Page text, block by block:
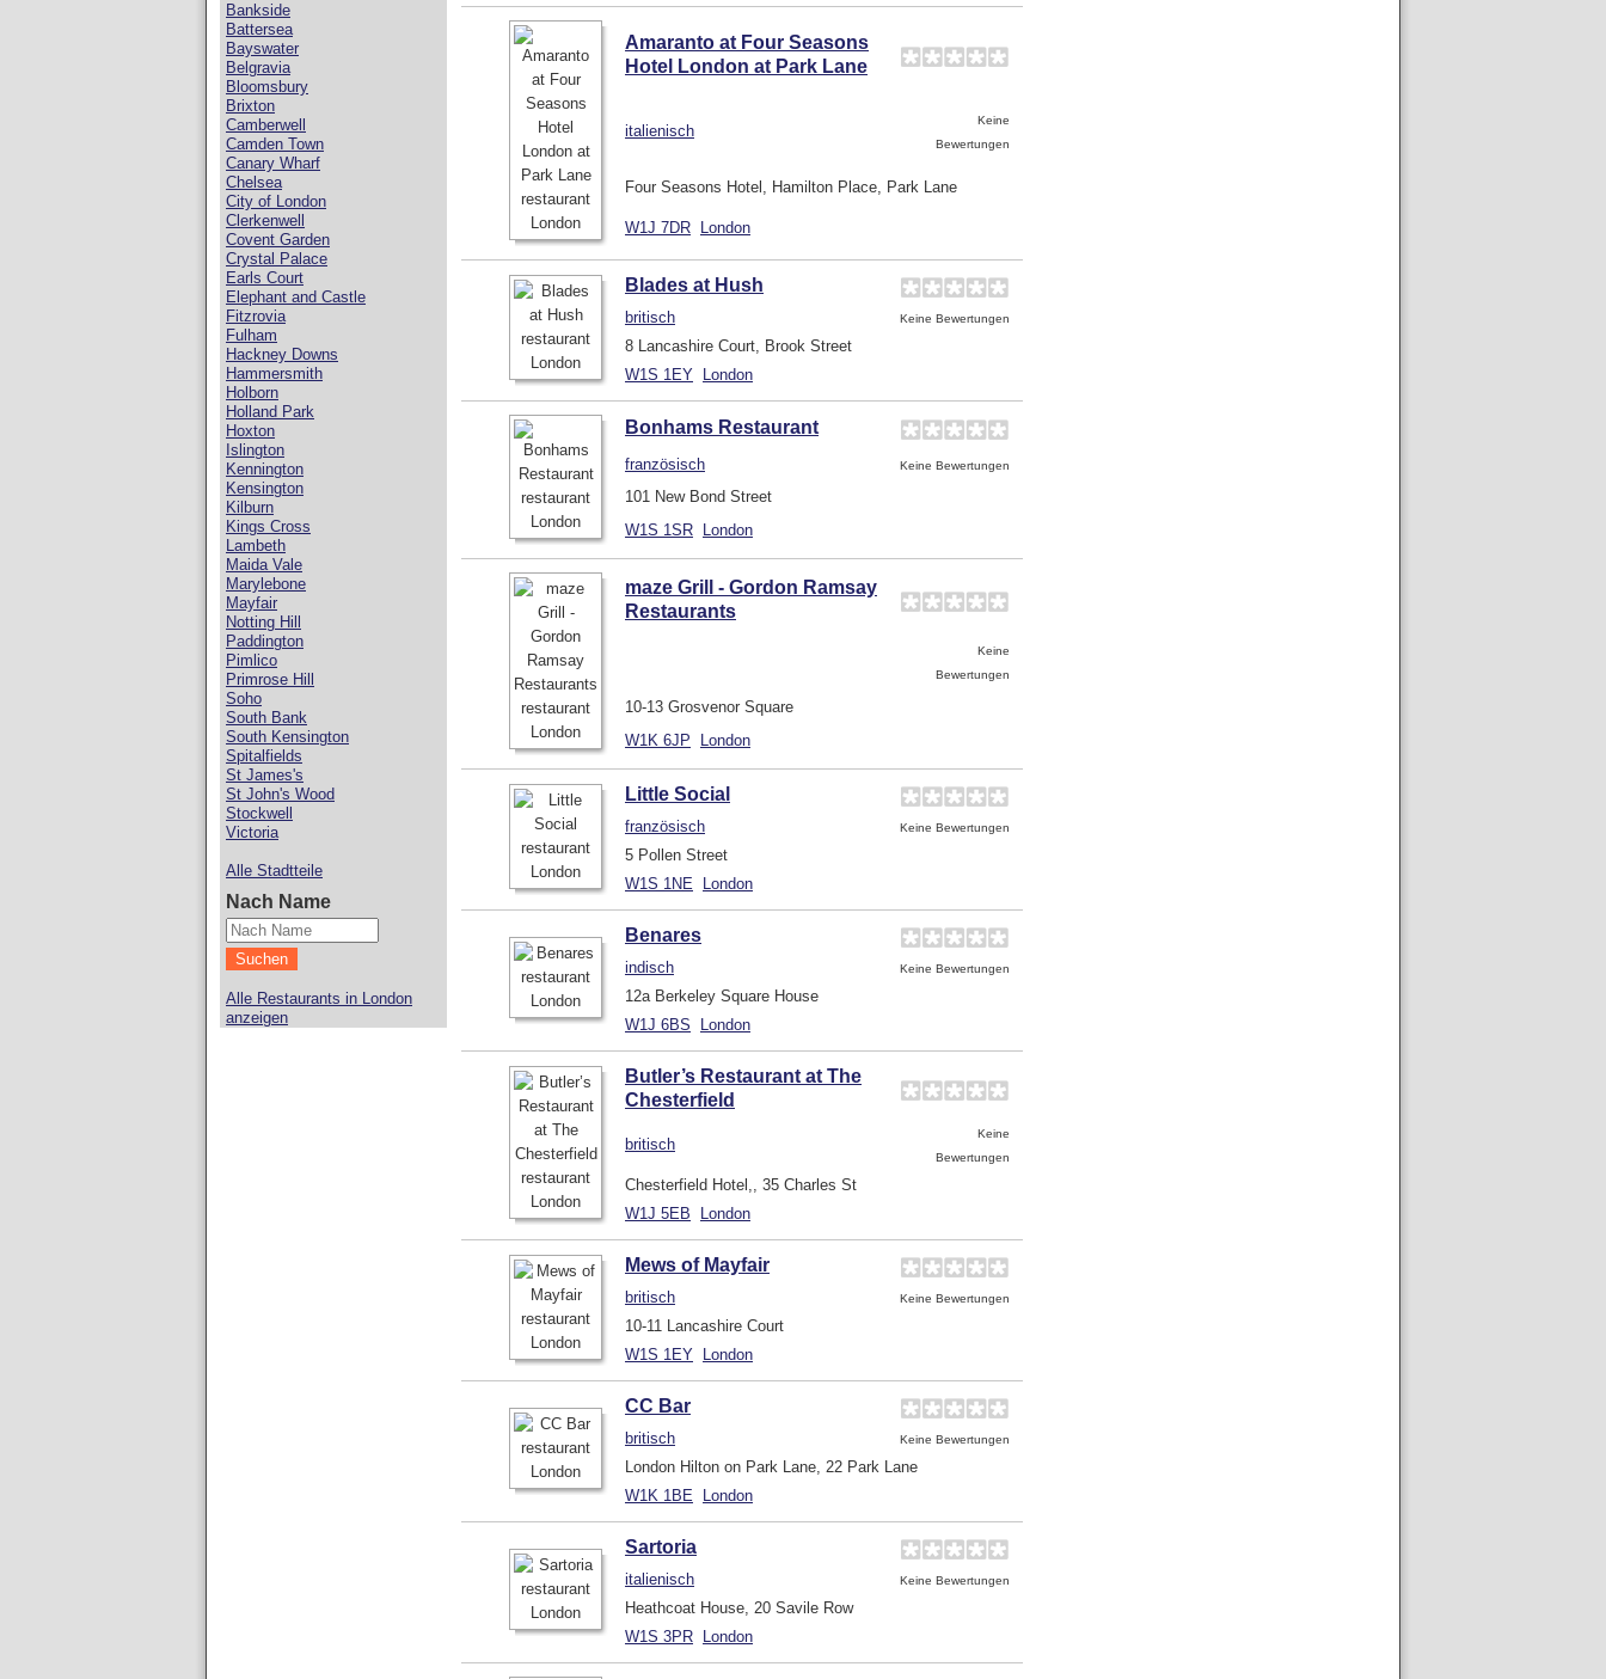
Amaranto at Four Seasons
Hotel London at Park Lane
italienisch
Keine
Bewertungen
Four Seasons Hotel, Hamilton Place, Park Lane
W1J 7DR London
Blades at Hush
britisch Keine Bewertungen
8 Lancashire Court, Brook Street
W1S 1EY
London
Bonhams Restaurant
französisch Keine Bewertungen
101 New Bond Street
W1S 1SR
London
maze Grill - Gordon Ramsay
Restaurants
Keine
Bewertungen
10-13 Grosvenor Square
W1K 6JP
London
Little Social
französisch Keine Bewertungen
5 Pollen Street
W1S 1NE
London
Benares
indisch Keine Bewertungen
12a Berkeley Square House
W1J 6BS
London
Butler’s Restaurant at The
Chesterfield
britisch
Keine
Bewertungen
Chesterfield Hotel,, 35 Charles St
W1J 5EB
London
Mews of Mayfair
britisch Keine Bewertungen
10-11 Lancashire Court
W1S 1EY
London
CC Bar
britisch Keine Bewertungen
London Hilton on Park Lane, 22 Park Lane
W1K 1BE
London
Sartoria
italienisch Keine Bewertungen
Heathcoat House, 20 Savile Row
W1S 3PR
London
Bankside
Battersea
Bayswater
Belgravia
Bloomsbury
Brixton
Camberwell
Camden Town
Canary Wharf
Chelsea
City of London
Clerkenwell
Covent Garden
Crystal Palace
Earls Court
Elephant and Castle
Fitzrovia
Fulham
Hackney Downs
Hammersmith
Holborn
Holland Park
Hoxton
Islington
Kennington
Kensington
Kilburn
Kings Cross
Lambeth
Maida Vale
Marylebone
Mayfair
Notting Hill
Paddington
Pimlico
Primrose Hill
Soho
South Bank
South Kensington
Spitalfields
St James's
St John's Wood
Stockwell
Victoria
Alle Stadtteile
Nach Name
Alle Restaurants in London
anzeigen